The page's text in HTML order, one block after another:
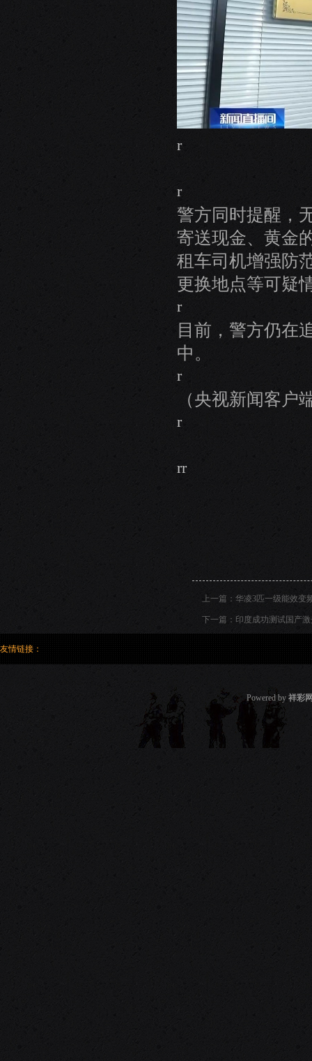
r
r
警方同时提醒，
寄送现金、黄金
租车司机增强防
更换地点等可疑
r
目前，警方仍在
中。
r
（央视新闻客户
r
rr
上一篇： 华凌3匹一级能效变
下一篇： 印度成功测试国产
友情链接：
Powered by 祥彩